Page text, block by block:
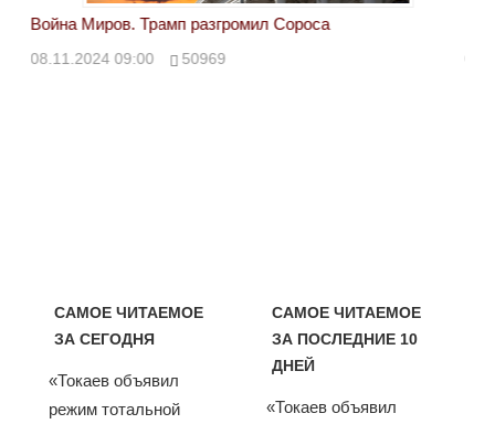
Война Миров. Трамп разгромил Сороса
08.11.2024 09:00 50969
САМОЕ ЧИТАЕМОЕ
ЗА СЕГОДНЯ
«Токаев объявил
режим тотальной
САМОЕ ЧИТАЕМОЕ
ЗА ПОСЛЕДНИЕ 10
ДНЕЙ
«Токаев объявил